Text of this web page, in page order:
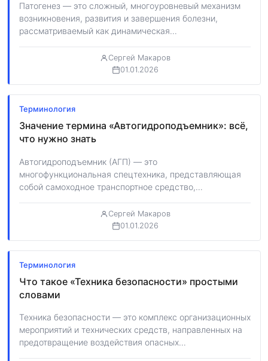
Патогенез — это сложный, многоуровневый механизм
возникновения, развития и завершения болезни,
рассматриваемый как динамическая
Сергей Макаров
01.01.2026
Терминология
Значение термина «Автогидроподъемник»: всё,
что нужно знать
Автогидроподъемник (АГП) — это
многофункциональная спецтехника, представляющая
собой самоходное транспортное средство,
механизмом с рабочей платформой (люлькой).
Сергей Макаров
01.01.2026
Терминология
Что такое «Техника безопасности» простыми
словами
Техника безопасности — это комплекс организационных
мероприятий и технических средств, направленных на
предотвращение воздействия опасных